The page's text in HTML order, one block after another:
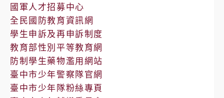
國軍人才招募中心
全民國防教育資訊網
學生申訴及再申訴制度
教育部性別平等教育網
防制學生藥物濫用網站
臺中市少年警察隊官網
臺中市少年隊粉絲專頁